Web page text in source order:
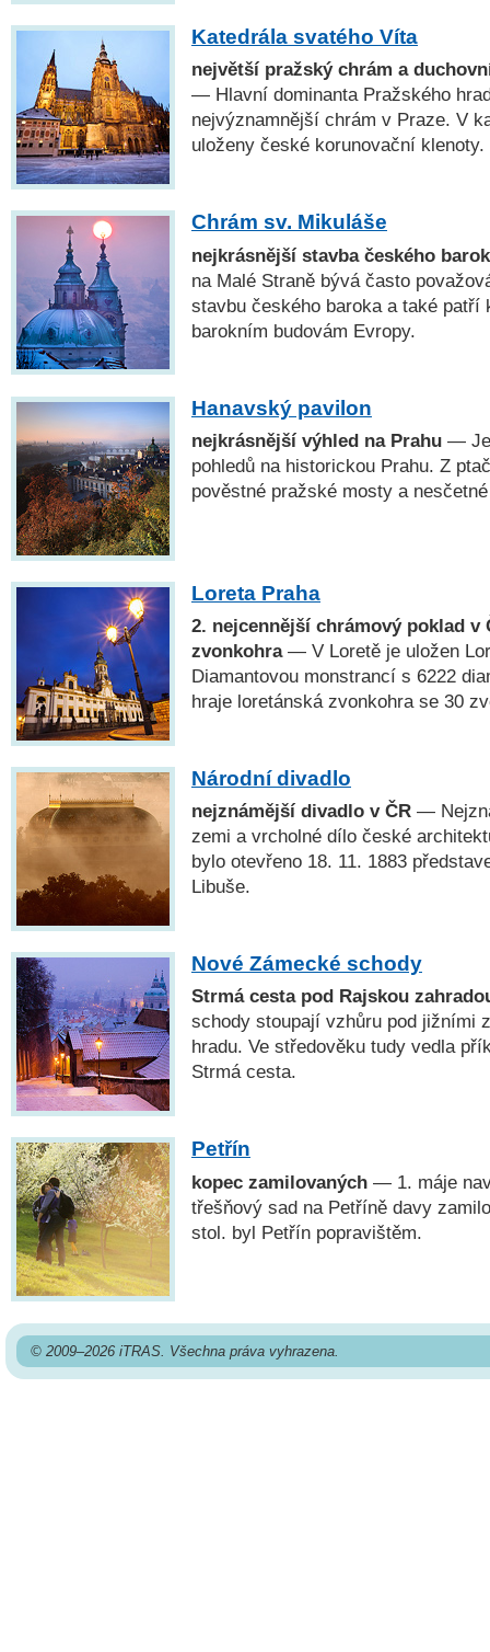
Katedrála svatého Víta
největší pražský chrám a
— Hlavní dominanta Pražského
nejvýznamnější chrám v Praze. V
uloženy české korunovační klenoty.
Chrám sv. Mikuláše
nejkrásnější stavba českého
na Malé Straně bývá často
stavbu českého baroka a také patří
barokním budovám Evropy.
Hanavský pavilon
nejkrásnější výhled na Prahu —
pohledů na historickou Prahu. Z
pověstné pražské mosty a
Loreta Praha
2. nejcennější chrámový poklad v
zvonkohra— V Loretě je uložen
Diamantovou monstrancí s 6222
hraje loretánská zvonkohra se 30
Národní divadlo
nejznámější divadlo v ČR —
zemi a vrcholné dílo české
bylo otevřeno 18. 11. 1883
Libuše.
Nové Zámecké schody
Strmá cesta pod Rajskou
schody stoupají vzhůru pod jižními
hradu. Ve středověku tudy vedla
Strmá cesta.
Petřín
kopec zamilovaných — 1. máje
třešňový sad na Petříně davy
stol. byl Petřín popravištěm.
© 2009–2026 iTRAS. Všechna práva vyhrazena.